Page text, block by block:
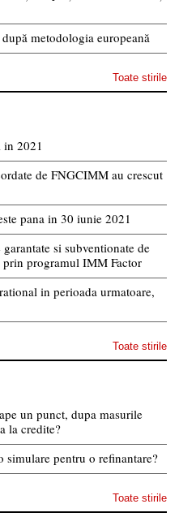
metodologia europeană
Toate stirile
2021
de FNGCIMM au crescut
pana in 30 iunie 2021
si subventionate de
programul IMM Factor
in perioada urmatoare,
Toate stirile
un punct, dupa masurile
la credite?
pentru o refinantare?
Toate stirile